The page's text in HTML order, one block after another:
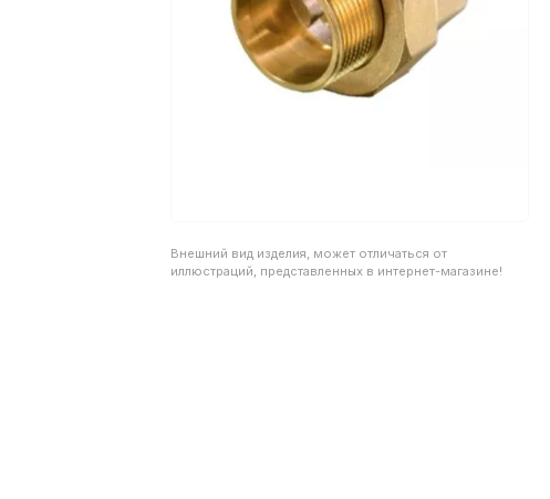
Внешний вид изделия, может отличаться от
иллюстраций, представленных в интернет-магазине!